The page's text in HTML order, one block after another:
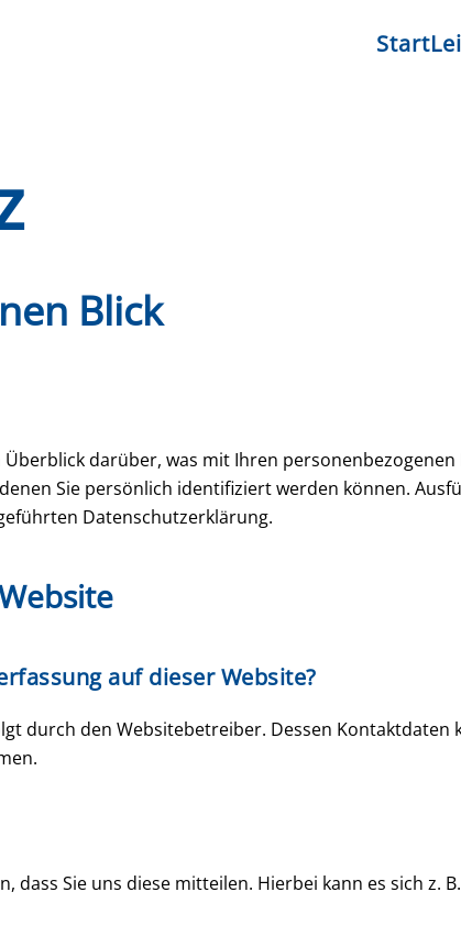
Start
Blick
darüber, was mit Ihren
Sie persönlich identifiziert werden können.
Datenschutzerklärung.
auf dieser Website?
durch den Websitebetreiber. Dessen
dass Sie uns diese mitteilen. Hierbei kann es sich z.